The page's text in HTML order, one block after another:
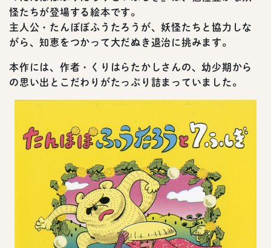
怪たちが登場する絵本です。
主人公・たんぽぽふうたろうが、妖怪たちと協力しな
がら、知恵をつかって大だぬき退治に挑みます。
本作には、作者・くりはらたかしさんの、幼少期から
の思い出とこだわりがたっぷり詰まっていました。